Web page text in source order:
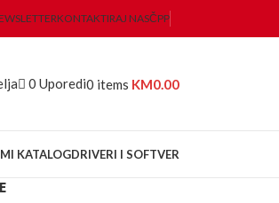
KONTAKTIRAJ NASČPP
0 Uporedi0 items KM0.00
KATALOGDRIVERI I SOFTVER